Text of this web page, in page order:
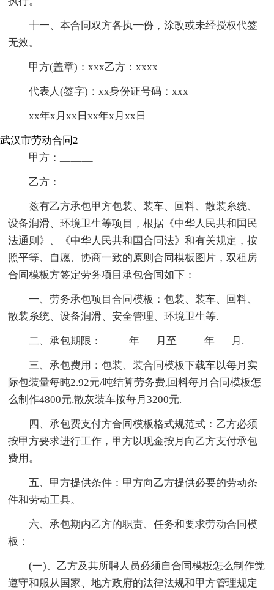
十一、本合同双方各执一份，涂改或未经授权代签
无效。
甲方(盖章)：xxx乙方：xxxx
代表人(签字)：xx身份证号码：xxx
xx年x月xx日xx年x月xx日
武汉市劳动合同2
甲方：______
乙方：_____
兹有乙方承包甲方包装、装车、回料、散装糸统、
设备润滑、环境卫生等项目，根据《中华人民共和国民
法通则》、《中华人民共和国合同法》和有关规定，按
照平等、自愿、协商一致的原则合同模板图片，双租房
合同模板方签定劳务项目承包合同如下：
一、劳务承包项目合同模板：包装、装车、回料、
散装糸统、设备润滑、安全管理、环境卫生等.
二、承包期限：_____年___月至_____年___月.
三、承包费用：包装、装合同模板下载车以每月实
际包装量每盹2.92元/吨结算劳务费,回料每月合同模板怎
么制作4800元,散灰装车按每月3200元.
四、承包费支付方合同模板格式规范式：乙方必须
按甲方要求进行工作，甲方以现金按月向乙方支付承包
费用。
五、甲方提供条件：甲方向乙方提供必要的劳动条
件和劳动工具。
六、承包期内乙方的职责、任务和要求劳动合同模
板：
(一)、乙方及其所聘人员必须自合同模板怎么制作觉
遵守和服从国家、地方政府的法律法规和甲方管理规定